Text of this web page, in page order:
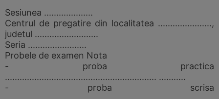
Sesiunea ....................
Centrul de pregatire din localitatea ......................,
judetul ..........................
Seria ........................
Probele de examen Nota
- proba practica
.............................................................. ...........
- proba scrisa